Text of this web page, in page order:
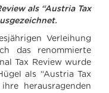
als “Austria Tax
Verleihung
das renommierte
Tax Review wurde
als “Austria Tax
herausragenden